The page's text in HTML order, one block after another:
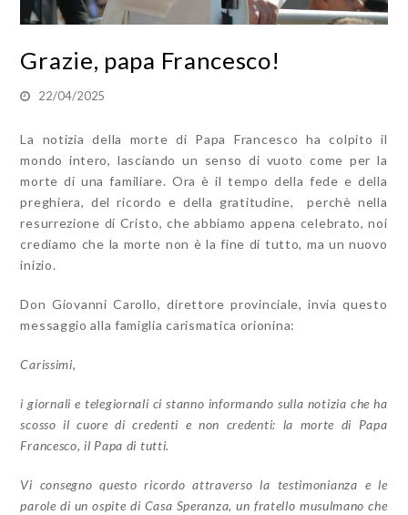
Grazie, papa Francesco!
22/04/2025
La notizia della morte di Papa Francesco ha colpito il
mondo intero, lasciando un senso di vuoto come per la
morte di una familiare. Ora è il tempo della fede e della
preghiera, del ricordo e della gratitudine, perchè nella
resurrezione di Cristo, che abbiamo appena celebrato, noi
crediamo che la morte non è la fine di tutto, ma un nuovo
inizio.
Don Giovanni Carollo, direttore provinciale, invia questo
messaggio alla famiglia carismatica orionina:
Carissimi,
i giornali e telegiornali ci stanno informando sulla notizia che ha
scosso il cuore di credenti e non credenti: la morte di Papa
Francesco, il Papa di tutti.
Vi consegno questo ricordo attraverso la testimonianza e le
parole di un ospite di Casa Speranza, un fratello musulmano che